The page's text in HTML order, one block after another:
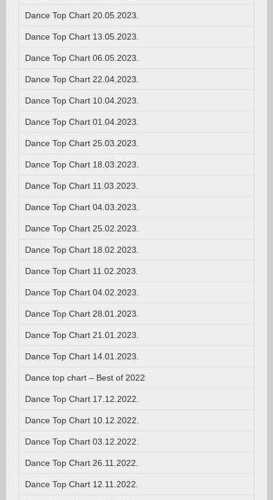
Dance Top Chart 20.05.2023.
Dance Top Chart 13.05.2023.
Dance Top Chart 06.05.2023.
Dance Top Chart 22.04.2023.
Dance Top Chart 10.04.2023.
Dance Top Chart 01.04.2023.
Dance Top Chart 25.03.2023.
Dance Top Chart 18.03.2023.
Dance Top Chart 11.03.2023.
Dance Top Chart 04.03.2023.
Dance Top Chart 25.02.2023.
Dance Top Chart 18.02.2023.
Dance Top Chart 11.02.2023.
Dance Top Chart 04.02.2023.
Dance Top Chart 28.01.2023.
Dance Top Chart 21.01.2023.
Dance Top Chart 14.01.2023.
Dance top chart – Best of 2022
Dance Top Chart 17.12.2022.
Dance Top Chart 10.12.2022.
Dance Top Chart 03.12.2022.
Dance Top Chart 26.11.2022.
Dance Top Chart 12.11.2022.